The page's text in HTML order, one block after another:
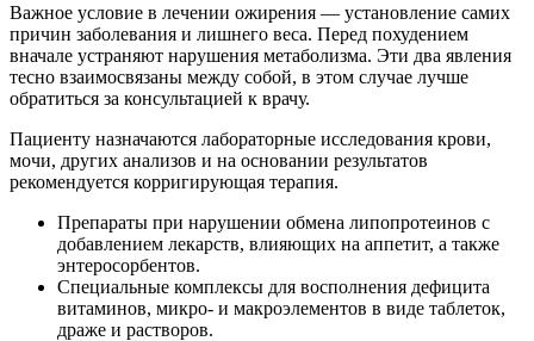
Важное условие в лечении ожирения — установление самих
причин заболевания и лишнего веса. Перед похудением
вначале устраняют нарушения метаболизма. Эти два явления
тесно взаимосвязаны между собой, в этом случае лучше
обратиться за консультацией к врачу.
Пациенту назначаются лабораторные исследования крови,
мочи, других анализов и на основании результатов
рекомендуется корригирующая терапия.
Препараты при нарушении обмена липопротеинов с
добавлением лекарств, влияющих на аппетит, а также
энтеросорбентов.
Специальные комплексы для восполнения дефицита
витаминов, микро- и макроэлементов в виде таблеток,
драже и растворов.